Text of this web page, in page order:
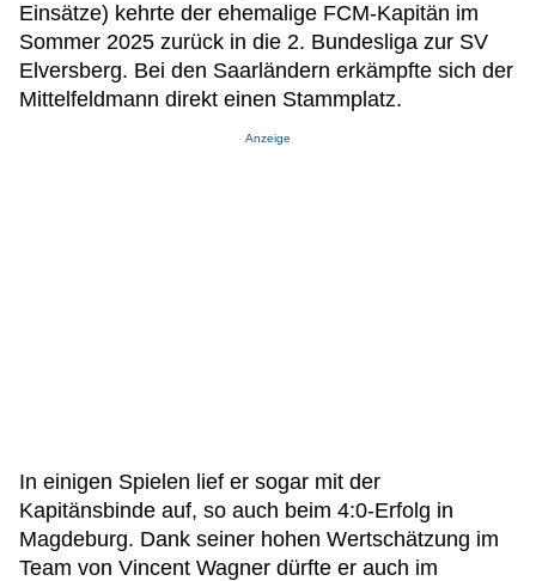
Einsätze) kehrte der ehemalige FCM-Kapitän im
Sommer 2025 zurück in die 2. Bundesliga zur SV
Elversberg. Bei den Saarländern erkämpfte sich der
Mittelfeldmann direkt einen Stammplatz.
Anzeige
In einigen Spielen lief er sogar mit der
Kapitänsbinde auf, so auch beim 4:0-Erfolg in
Magdeburg. Dank seiner hohen Wertschätzung im
Team von Vincent Wagner dürfte er auch im